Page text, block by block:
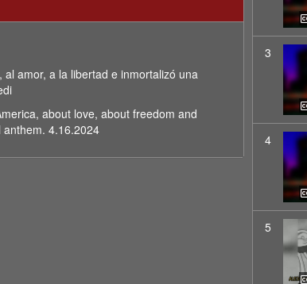
amor, a la libertad e inmortalizó una
about love, about freedom and
4.16.2024
3
4
5